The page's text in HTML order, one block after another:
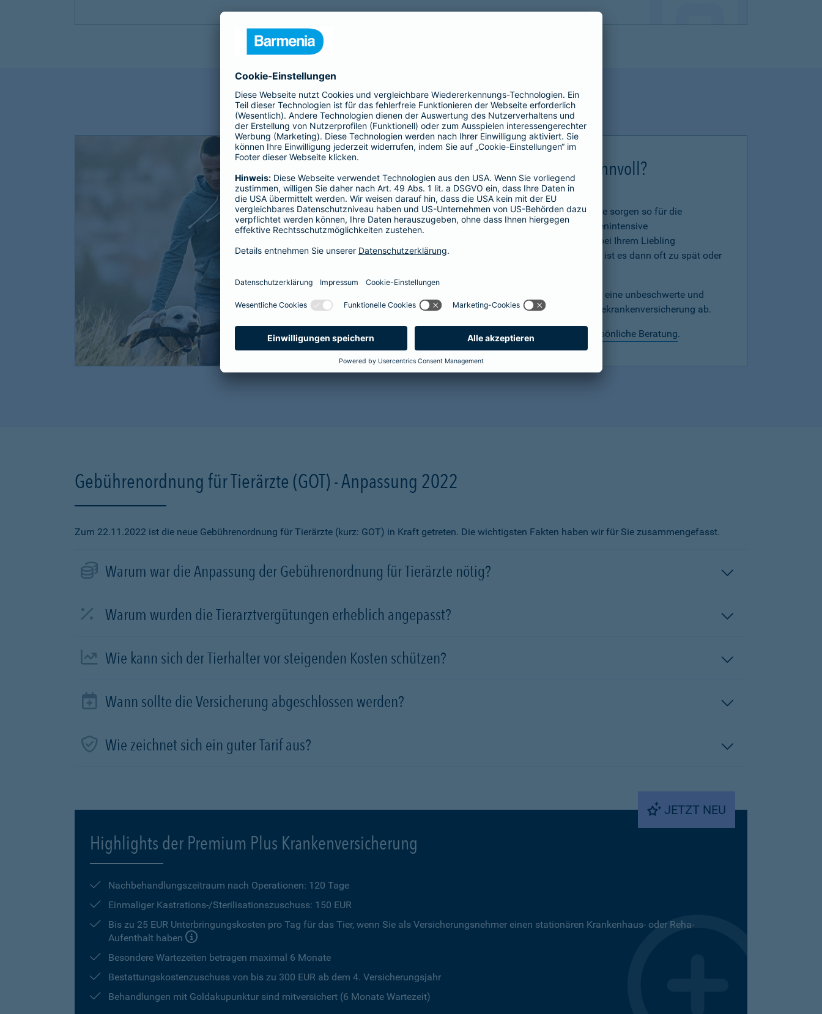
Wann ist eine Hundekrankenversicherung sinnvoll?
Der Abschluss einer Krankenversicherung lohnt sich immer, denn Sie sorgen so für die
Gesundheit Ihres Hundes vor. Mit zunehmendem Alter werden kostenintensive
Alterserscheinungen wie Grauer Star, Arthrose oder Zahnprobleme bei Ihrem Liebling
wahrscheinlicher. Für den Abschluss einer Tierkrankenversicherung ist es dann oft zu spät oder
Sorgen Sie als Hundehalterin oder Hundehalter lieber rechtzeitig für eine unbeschwerte und
gesunde Zukunft für Ihr Tier und sichern Sie es jetzt mit einer Hundekrankenversicherung ab.
Benötigen Sie weitere Informationen? Dann empfehlen wir eine persönliche Beratung.
Gebührenordnung für Tierärzte (GOT) - Anpassung 2022
Zum 22.11.2022 ist die neue Gebührenordnung für Tierärzte (kurz: GOT) in Kraft getreten. Die wichtigsten Fakten haben wir für Sie zusammengefasst.
Warum war die Anpassung der Gebührenordnung für Tierärzte nötig?
Warum wurden die Tierarztvergütungen erheblich angepasst?
Wie kann sich der Tierhalter vor steigenden Kosten schützen?
Wann sollte die Versicherung abgeschlossen werden?
Wie zeichnet sich ein guter Tarif aus?
JETZT NEU
Highlights der Premium Plus Krankenversicherung
Nachbehandlungszeitraum nach Operationen: 120 Tage
Einmaliger Kastrations-/Sterilisationszuschuss: 150 EUR
Bis zu 25 EUR Unterbringungskosten pro Tag für das Tier, wenn Sie als Versicherungsnehmer einen stationären Krankenhaus- oder Reha-
Aufenthalt haben
Besondere Wartezeiten betragen maximal 6 Monate
Bestattungskostenzuschuss von bis zu 300 EUR ab dem 4. Versicherungsjahr
Behandlungen mit Goldakupunktur sind mitversichert (6 Monate Wartezeit)